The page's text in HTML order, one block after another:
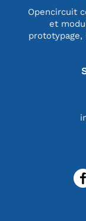
Opencircuit
et